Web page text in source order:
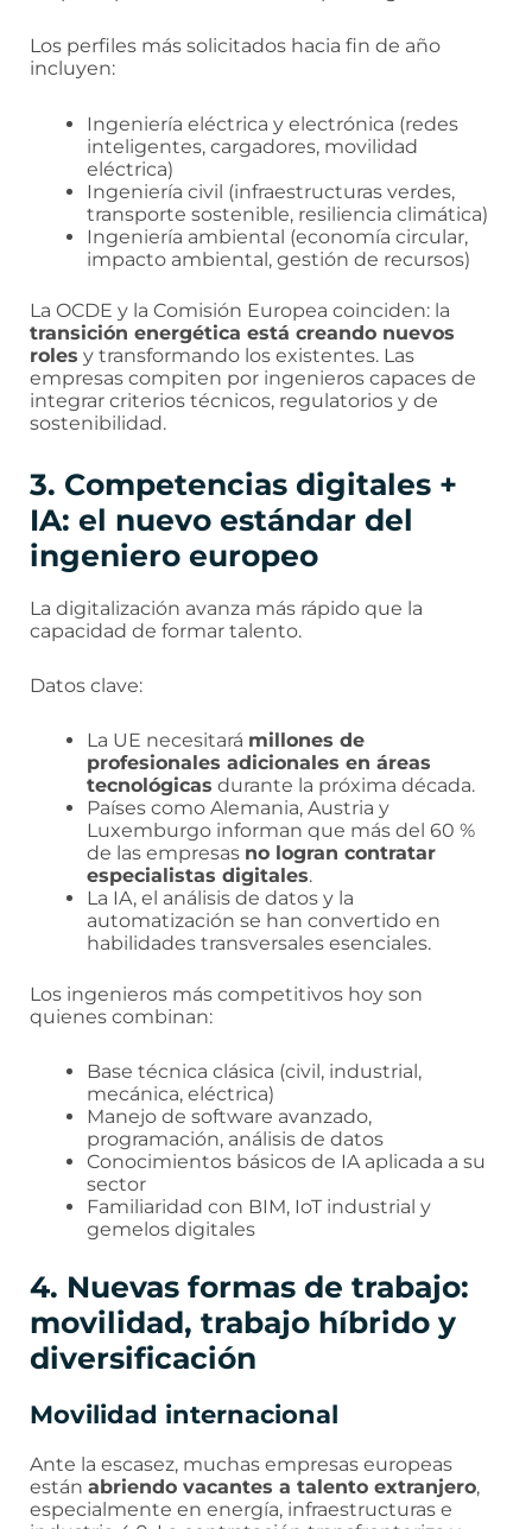
Los perfiles más solicitados hacia fin de año
incluyen:
Ingeniería eléctrica y electrónica (redes
inteligentes, cargadores, movilidad
eléctrica)
Ingeniería civil (infraestructuras verdes,
transporte sostenible, resiliencia climática)
Ingeniería ambiental (economía circular,
impacto ambiental, gestión de recursos)
La OCDE y la Comisión Europea coinciden: la
transición energética está creando nuevos
roles y transformando los existentes. Las
empresas compiten por ingenieros capaces de
integrar criterios técnicos, regulatorios y de
sostenibilidad.
3. Competencias digitales +
IA: el nuevo estándar del
ingeniero europeo
La digitalización avanza más rápido que la
capacidad de formar talento.
Datos clave:
La UE necesitará millones de
profesionales adicionales en áreas
tecnológicas durante la próxima década.
Países como Alemania, Austria y
Luxemburgo informan que más del 60 %
de las empresas no logran contratar
especialistas digitales.
La IA, el análisis de datos y la
automatización se han convertido en
habilidades transversales esenciales.
Los ingenieros más competitivos hoy son
quienes combinan:
Base técnica clásica (civil, industrial,
mecánica, eléctrica)
Manejo de software avanzado,
programación, análisis de datos
Conocimientos básicos de IA aplicada a su
sector
Familiaridad con BIM, IoT industrial y
gemelos digitales
4. Nuevas formas de trabajo:
movilidad, trabajo híbrido y
diversificación
Movilidad internacional
Ante la escasez, muchas empresas europeas
están abriendo vacantes a talento extranjero,
especialmente en energía, infraestructuras e